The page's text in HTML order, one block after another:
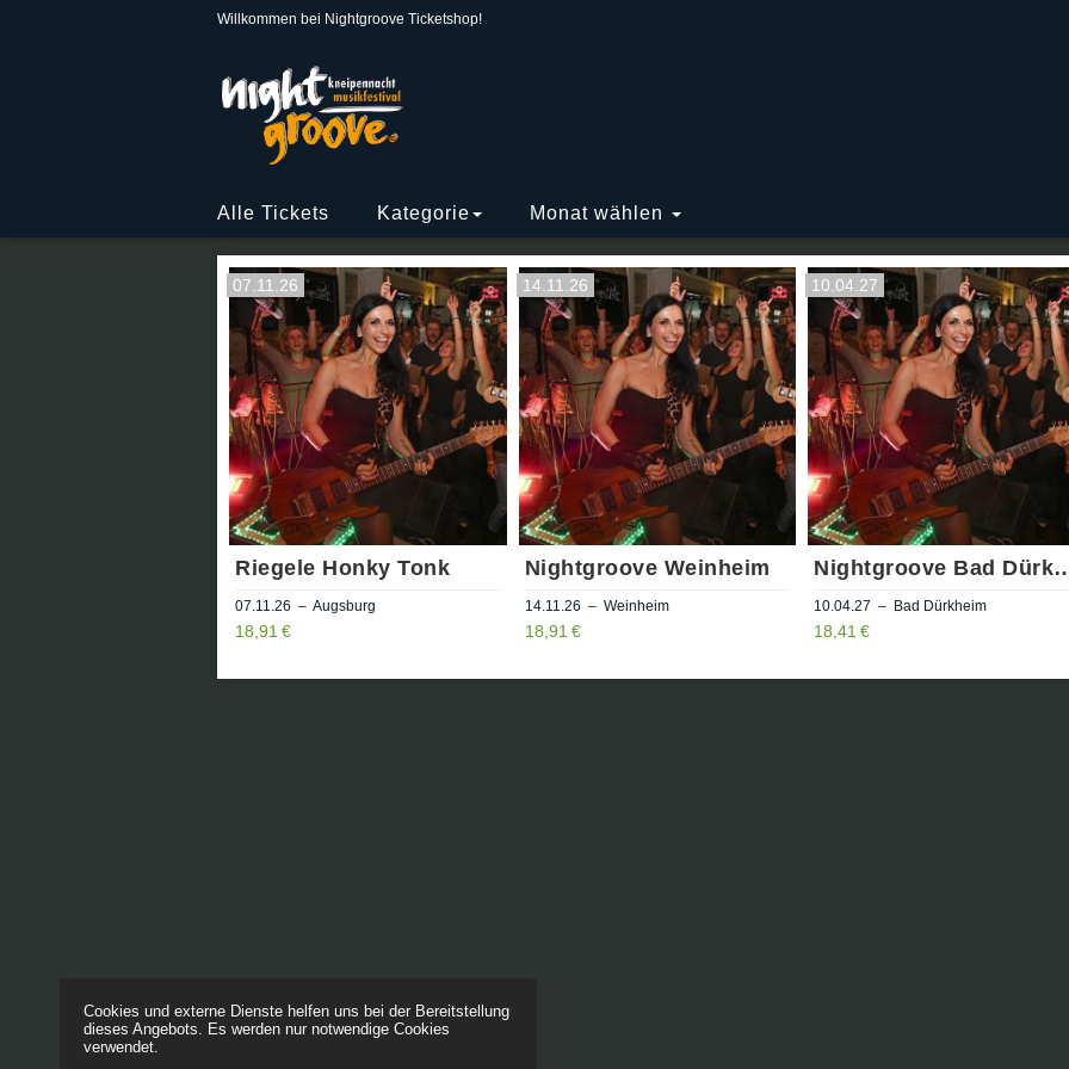
Willkommen bei Nightgroove Ticketshop!
Alle Tickets Kategorie Monat wählen
07.11.26
Riegele Honky Tonk
07.11.26 – Augsburg
18,91 €
14.11.26
Nightgroove Weinheim
14.11.26 – Weinheim
18,91 €
10.04.27
Nightgroove
10.04.27 – Bad Dürkheim
18,41 €
Cookies und externe Dienste helfen uns bei der Bereitstellung
dieses Angebots. Es werden nur notwendige Cookies
verwendet.